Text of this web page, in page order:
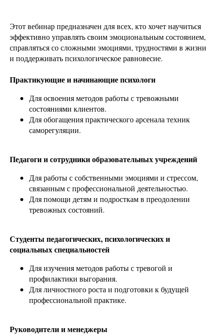
Этот вебинар предназначен для всех, кто хочет научиться
эффективно управлять своим эмоциональным состоянием,
справляться со сложными эмоциями, трудностями в жизни
и поддерживать психологическое равновесие.
Практикующие и начинающие психологи
Для освоения методов работы с тревожными
состояниями клиентов.
Для обогащения практического арсенала техник
саморегуляции.
Педагоги и сотрудники образовательных учреждений
Для работы с собственными эмоциями и стрессом,
связанным с профессиональной деятельностью.
Для помощи детям и подросткам в преодолении
тревожных состояний.
Студенты педагогических, психологических и
социальных специальностей
Для изучения методов работы с тревогой и
профилактики выгорания.
Для личностного роста и подготовки к будущей
профессиональной практике.
Руководители и менеджеры